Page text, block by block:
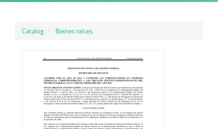
Catalog Bienes raíces